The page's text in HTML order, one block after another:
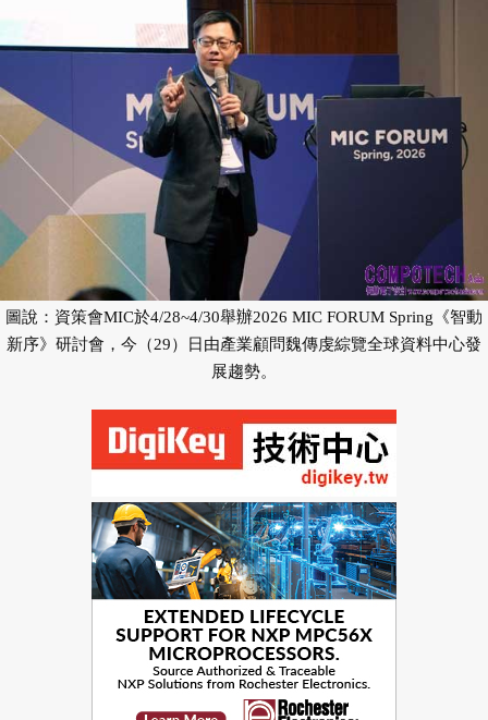
圖說：資策會MIC於4/28~4/30舉辦2026 MIC FORUM Spring《智動
新序》研討會，今（29）日由產業顧問魏傳虔綜覽全球資料中心發
展趨勢。